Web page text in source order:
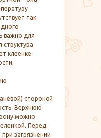
так
важно для
клеенке
стороной
Верхнюю
можно
Перед
загрязнении